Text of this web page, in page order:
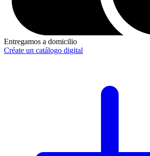
Entregamos a domicilio
Créate un catálogo digital